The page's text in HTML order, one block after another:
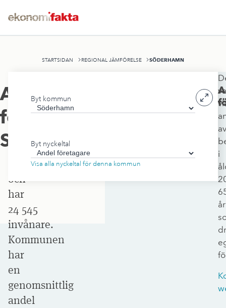
STARTSIDAN REGIONAL JÄMFÖRELSE SÖDERHAMN
Andel
företagare,
Söderhamn
kommun
ligger
Gävleborgs
och
har
24 545
invånare.
Kommunen
har
en
genomsnittlig
andel
Byt kommun
Byt nyckeltal
Visa alla nyckeltal för denna kommun
av
i
år